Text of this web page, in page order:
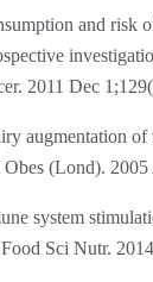
and risk
2011 Dec
augmentation of
Obes (Lond).
system
Sci Nutr.